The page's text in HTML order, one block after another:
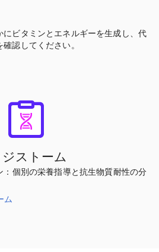
にビタミンとエネルギーを生成し、代
認してください。
ストーム
個別の栄養指導と抗生物質耐性の分
ム